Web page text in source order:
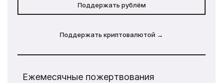
Поддержать рублём
Поддержать криптовалютой →
Ежемесячные пожертвования